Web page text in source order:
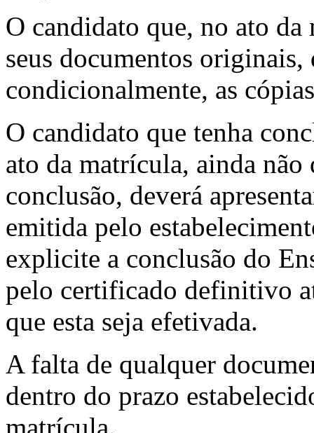
O candidato que, no ato
seus documentos originais,
condicionalmente, as
O candidato que tenha
ato da matrícula, ainda
conclusão, deverá
emitida pelo
explicite a conclusão do
pelo certificado definitivo
que esta seja efetivada.
A falta de qualquer
dentro do prazo